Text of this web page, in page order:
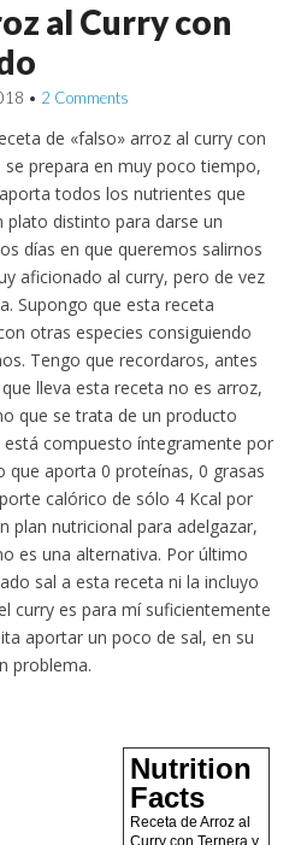
al Curry con
• 2 Comments
de «falso» arroz al curry con
prepara en muy poco tiempo,
todos los nutrientes que
plato distinto para darse un
días en que queremos salirnos
aficionado al curry, pero de vez
Supongo que esta receta
otras especies consiguiendo
Tengo que recordaros, antes
lleva esta receta no es arroz,
que se trata de un producto
está compuesto íntegramente por
que aporta 0 proteínas, 0 grasas
calórico de sólo 4 Kcal por
plan nutricional para adelgazar,
es una alternativa. Por último
sal a esta receta ni la incluyo
curry es para mí suficientemente
aportar un poco de sal, en su
problema.
Nutrition
Facts
Receta de Arroz al